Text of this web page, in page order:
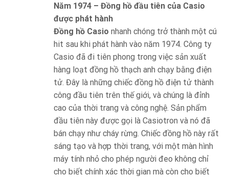
Năm 1974 – Đồng hồ đầu tiên của Casio
được phát hành
Đồng hồ Casio nhanh chóng trở thành một cú
hit sau khi phát hành vào năm 1974. Công ty
Casio đã đi tiên phong trong việc sản xuất
hàng loạt đồng hồ thạch anh chạy bằng điện
tử. Đây là những chiếc đồng hồ điện tử thành
công đầu tiên trên thế giới, và chúng là đỉnh
cao của thời trang và công nghệ. Sản phẩm
đầu tiên này được gọi là Casiotron và nó đã
bán chạy như cháy rừng. Chiếc đồng hồ này rất
sáng tạo và hợp thời trang, với một màn hình
máy tính nhỏ cho phép người đeo không chỉ
cho biết chính xác thời gian mà còn cho biết